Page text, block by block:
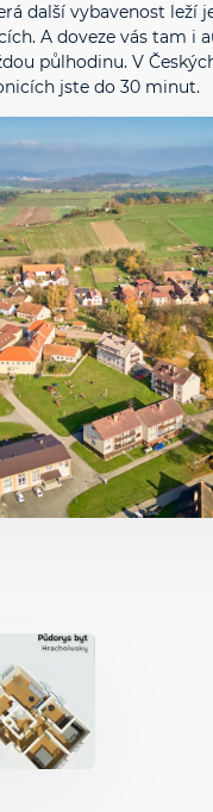
další vybavenost leží
A doveze vás tam i
půlhodinu. V
jste do 30 minut.